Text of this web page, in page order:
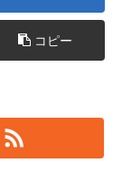
コピー